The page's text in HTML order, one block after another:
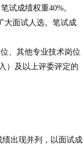
试成绩权重40%。
大面试人选。 笔试成
、其他专业技术岗位
）及以上评委评定的
出现并列，以面试成